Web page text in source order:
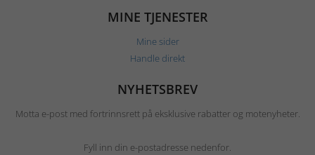
MINE TJENESTER
Mine sider
Handle direkt
NYHETSBREV
Motta e-post med fortrinnsrett på eksklusive rabatter og motenyheter.
Fyll inn din e-postadresse nedenfor.